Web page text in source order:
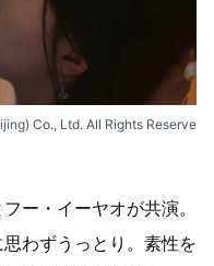
Co., Ltd. All Rights Reserve
ー・イーヤオが共演。
わずうっとり。素性を